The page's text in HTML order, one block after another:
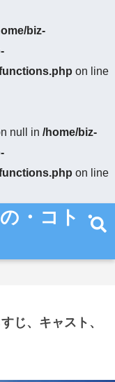
biz-
on line
null in /home/biz-
on line
・コト・
じ、キャスト、